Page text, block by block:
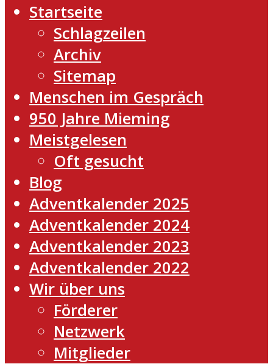
Startseite
Schlagzeilen
Archiv
Sitemap
Menschen im Gespräch
950 Jahre Mieming
Meistgelesen
Oft gesucht
Blog
Adventkalender 2025
Adventkalender 2024
Adventkalender 2023
Adventkalender 2022
Wir über uns
Förderer
Netzwerk
Mitglieder